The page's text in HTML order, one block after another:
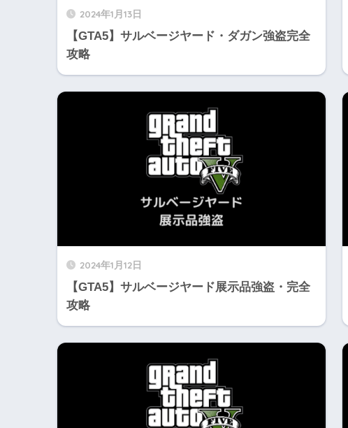
2024年1月13日
【GTA5】サルベージヤード・ダガン強盗完全
攻略
2024年1月12日
【GTA5】サルベージヤード展示品強盗・完全
攻略